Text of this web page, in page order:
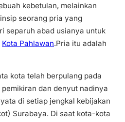
kebetulan, melainkan
seorang pria yang
separuh abad usianya untuk
Kota Pahlawan.Pria itu adalah
kota telah berpulang pada
dan denyut nadinya
di setiap jengkal kebijakan
Surabaya. Di saat kota-kota